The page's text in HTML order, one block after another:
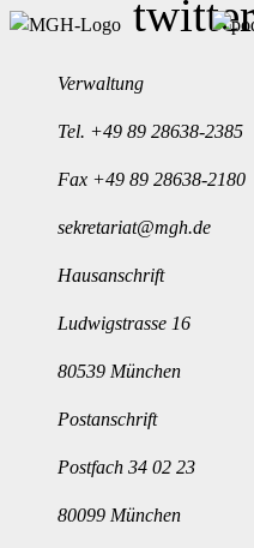
Verwaltung
Tel. +49 89 28638-2385
Fax +49 89 28638-2180
sekretariat@mgh.de
Hausanschrift
Ludwigstrasse 16
80539 München
Postanschrift
Postfach 34 02 23
80099 München